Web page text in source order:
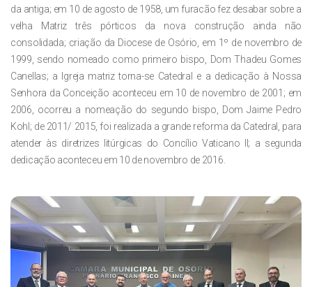
da antiga; em 10 de agosto de 1958, um furacão fez desabar sobre a
velha Matriz três pórticos da nova construção ainda não
consolidada; criação da Diocese de Osório, em 1º de novembro de
1999, sendo nomeado como primeiro bispo, Dom Thadeu Gomes
Canellas; a Igreja matriz torna-se Catedral e a dedicação à Nossa
Senhora da Conceição aconteceu em 10 de novembro de 2001; em
2006, ocorreu a nomeação do segundo bispo, Dom Jaime Pedro
Kohl; de 2011/ 2015, foi realizada a grande reforma da Catedral, para
atender às diretrizes litúrgicas do Concílio Vaticano II; a segunda
dedicação aconteceu em 10 de novembro de 2016.